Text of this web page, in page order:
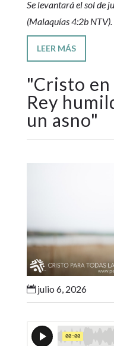
Se levantará el sol de
(Malaquías 4:2b NTV).
LEER MÁS
"Cristo en
Rey
un asno"
julio 6, 2026